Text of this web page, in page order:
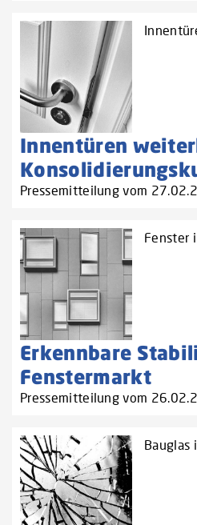
Innentüren
Pressemitteilung vom
Fenster
Erkennbare
Fenstermarkt
Pressemitteilung vom
Bauglas